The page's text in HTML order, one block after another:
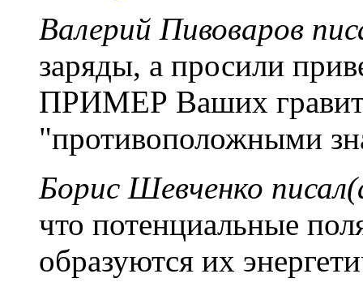
Валерий Пивоваров
заряды, а просили
ПРИМЕР Ваших
"противоположными
Борис Шевченко
что потенциальные
образуются их